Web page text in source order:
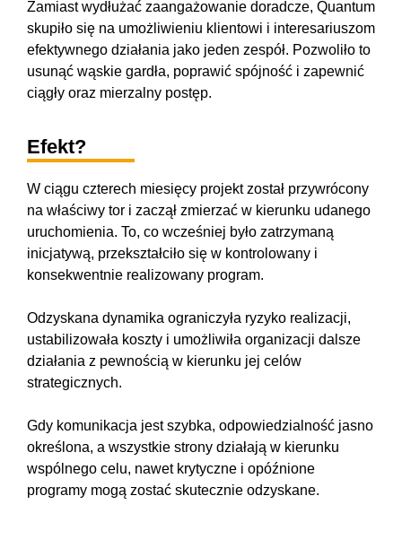
Zamiast wydłużać zaangażowanie doradcze, Quantum
skupiło się na umożliwieniu klientowi i interesariuszom
efektywnego działania jako jeden zespół. Pozwoliło to
usunąć wąskie gardła, poprawić spójność i zapewnić
ciągły oraz mierzalny postęp.
Efekt?
W ciągu czterech miesięcy projekt został przywrócony
na właściwy tor i zaczął zmierzać w kierunku udanego
uruchomienia. To, co wcześniej było zatrzymaną
inicjatywą, przekształciło się w kontrolowany i
konsekwentnie realizowany program.
Odzyskana dynamika ograniczyła ryzyko realizacji,
ustabilizowała koszty i umożliwiła organizacji dalsze
działania z pewnością w kierunku jej celów
strategicznych.
Gdy komunikacja jest szybka, odpowiedzialność jasno
określona, a wszystkie strony działają w kierunku
wspólnego celu, nawet krytyczne i opóźnione
programy mogą zostać skutecznie odzyskane.